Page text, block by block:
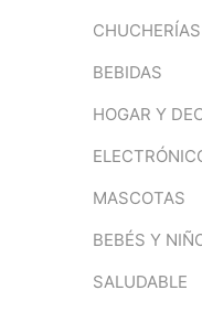
CHUCHERÍAS
BEBIDAS
HOGAR Y
MASCOTAS
BEBÉS Y
SALUDABLE